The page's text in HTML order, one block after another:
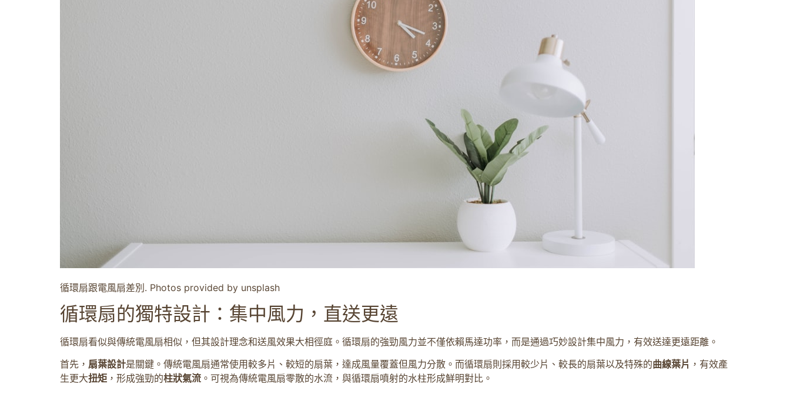
循環扇跟電風扇差別. Photos provided by unsplash
循環扇的獨特設計：集中風力，直送更遠
循環扇看似與傳統電風扇相似，但其設計理念和送風效果大相徑庭。循環扇的強勁風力並不僅依賴馬達功率，而是通過巧妙設計集中風力，有效送達更遠距離。
首先， 扇葉設計是關鍵。傳統電風扇通常使用較多片、較短的扇葉，達成風量覆蓋但風力分散。而循環扇則採用較少片、較長的扇葉以及特殊的曲線葉片 ，有效產
生更大扭矩 ，形成強勁的柱狀氣流 。可視為傳統電風扇零散的水流，與循環扇噴射的水柱形成鮮明對比。